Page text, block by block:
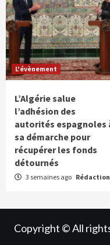
L'évènement
L’Algérie salue
l’adhésion des
autorités espagnoles
sa démarche pour
récupérer les fonds
détournés
3 semaines ago Rédaction
Copyright © All